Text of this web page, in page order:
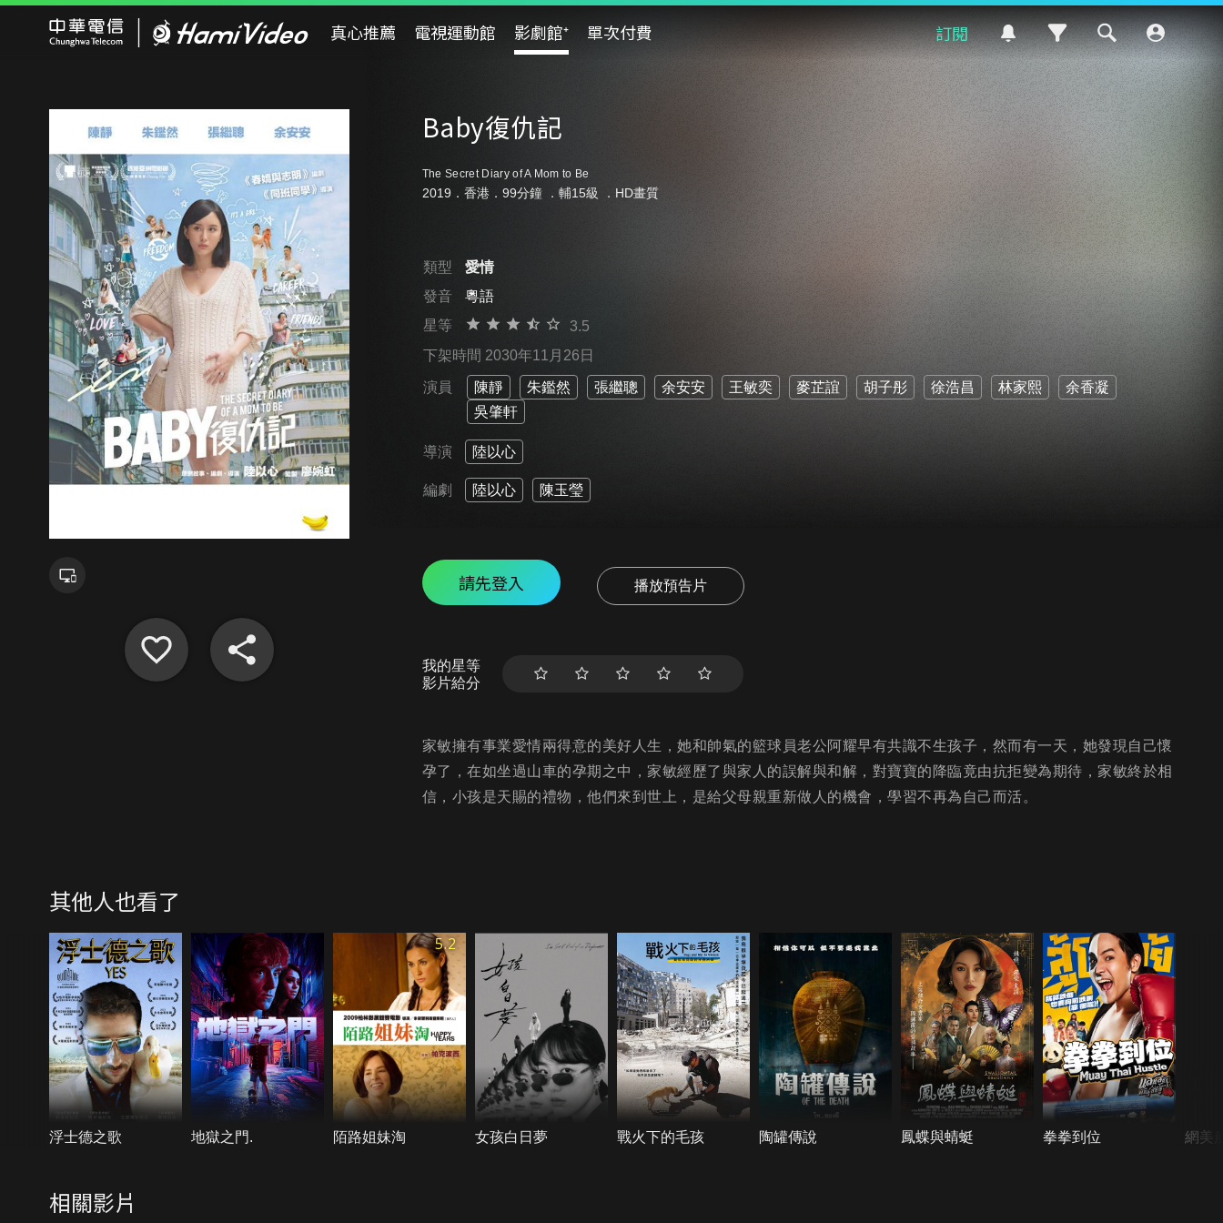
真心推薦 電視運動館 影劇館⁺ 單次付費 訂閱
Baby復仇記
The Secret Diary of A Mom to Be
2019．香港．99分鐘 ． 輔15級 ．HD畫質
類型
愛情
發音
粵語
星等
3.5
下架時間 2030年11月26日
演員 陳靜 朱鑑然 張繼聰 余安安 王敏奕 麥芷誼 胡子彤 徐浩昌 林家熙
余香凝
吳肇軒
導演 陸以心
編劇 陸以心 陳玉瑩
請先登入 播放預告片
我的星等
影片給分
家敏擁有事業愛情兩得意的美好人生，她和帥氣的籃球員老公阿耀早有共識不生孩子，然而有一天，她發現自己懷
孕了，在如坐過山車的孕期之中，家敏經歷了與家人的誤解與和解，對寶寶的降臨竟由抗拒變為期待，家敏終於相
信，小孩是天賜的禮物，他們來到世上，是給父母親重新做人的機會，學習不再為自己而活。
其他人也看了
浮士德之歌 地獄之門.
5.2
陌路姐妹淘 女孩白日夢 戰火下的毛孩 陶罐傳說 鳳蝶與蜻蜓 拳拳到位 網美
相關影片